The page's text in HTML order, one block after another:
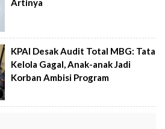
Artinya
KPAI Desak Audit Total MBG: Tata
Kelola Gagal, Anak-anak Jadi
Korban Ambisi Program